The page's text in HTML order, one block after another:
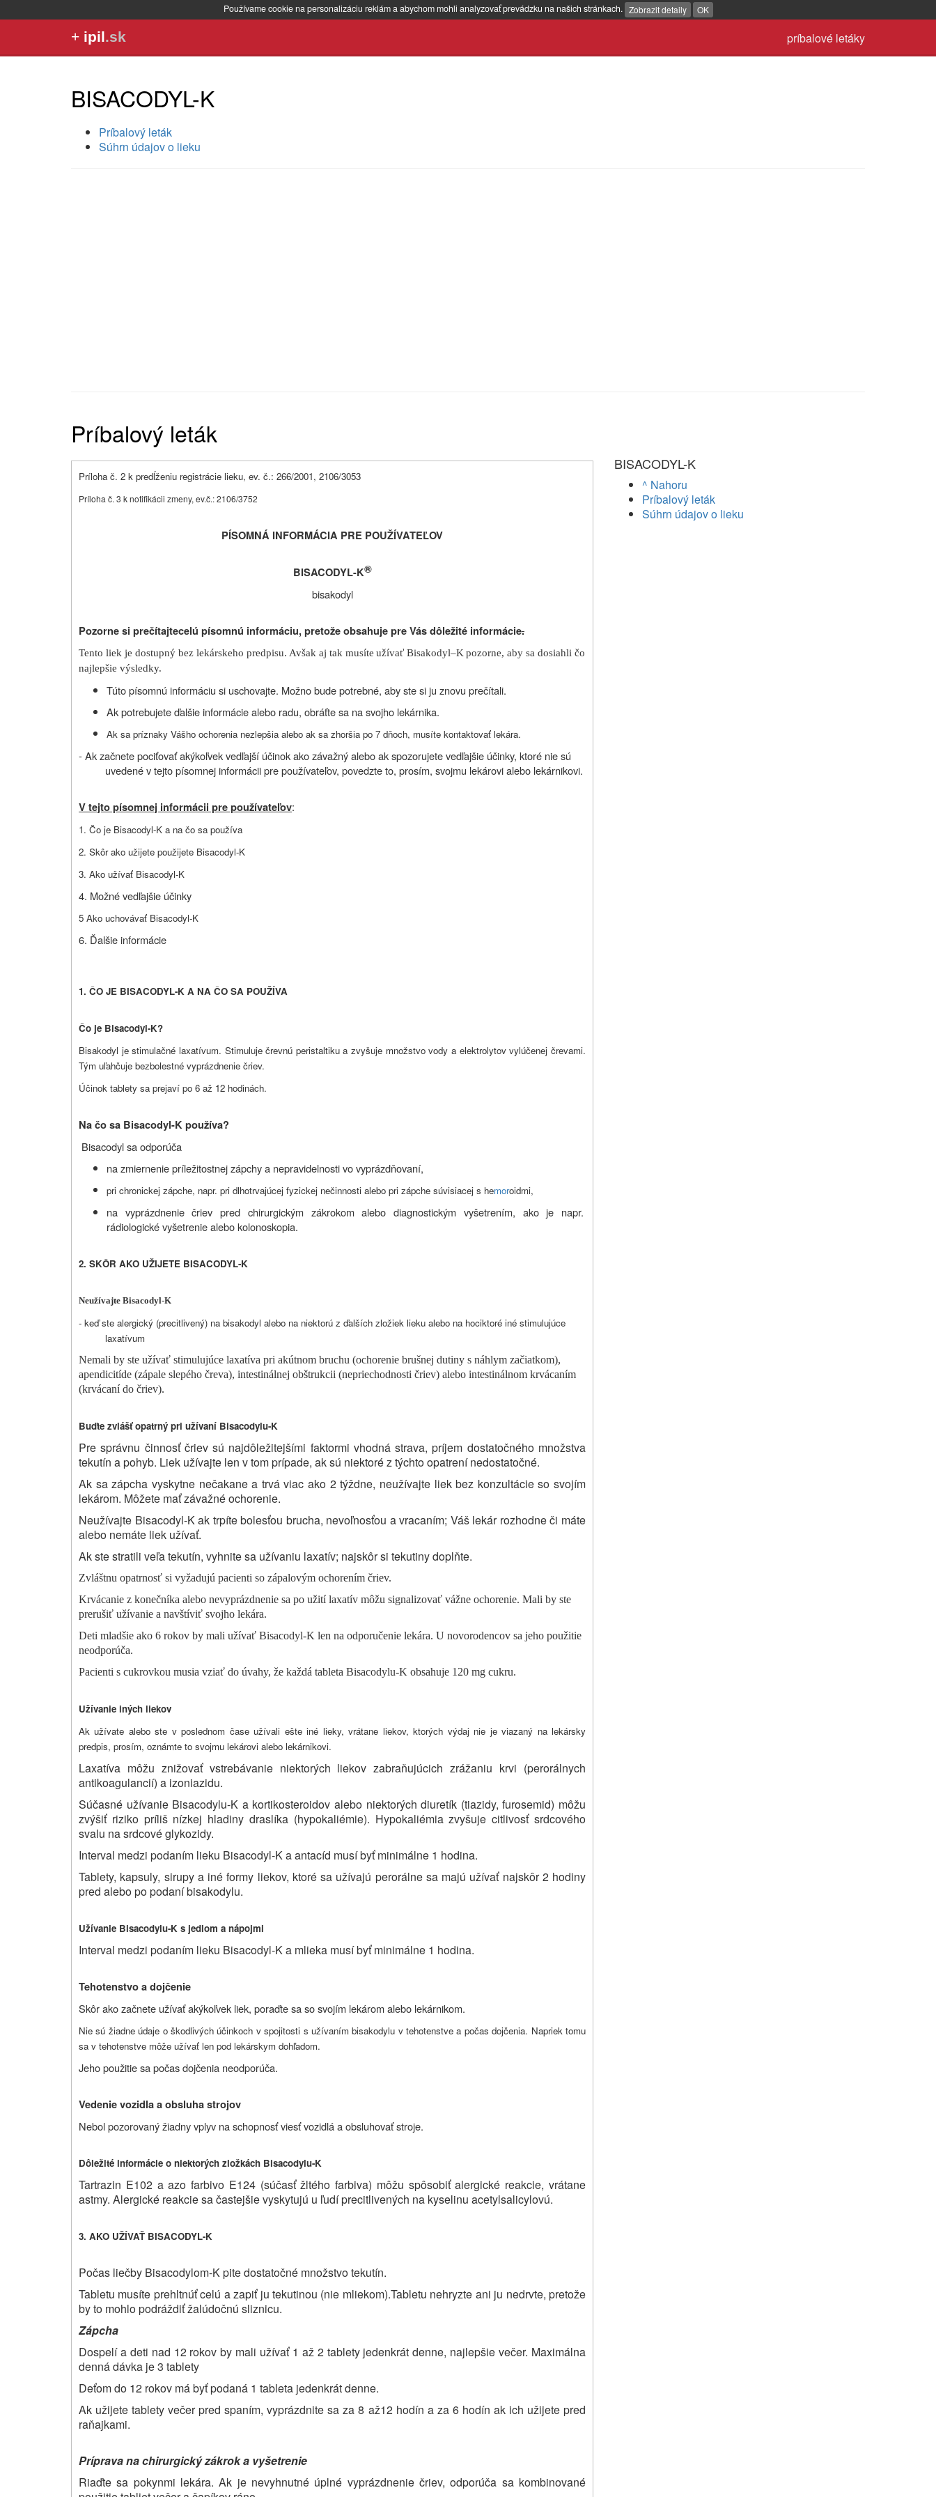
Používame cookie na personalizáciu reklám a abychom mohli analyzovať prevádzku na našich stránkach. Zobrazit detaily OK
príbalové letáky
+ ipil.sk
BISACODYL-K
Príbalový leták
Súhrn údajov o lieku
Príbalový leták
Príloha č. 2 k predĺženiu registrácie lieku, ev. č.: 266/2001, 2106/3053
Príloha č. 3 k notifikácii zmeny, ev.č.: 2106/3752
PÍSOMNÁ INFORMÁCIA PRE POUŽÍVATEĽOV
BISACODYL-K®
bisakodyl
Pozorne si prečítajtecelú písomnú informáciu, pretože obsahuje pre Vás dôležité informácie.
Tento liek je dostupný bez lekárskeho predpisu. Avšak aj tak musíte užívať Bisakodyl–K pozorne, aby sa dosiahli čo
najlepšie výsledky.
Túto písomnú informáciu si uschovajte. Možno bude potrebné, aby ste si ju znovu prečítali.
Ak potrebujete ďalšie informácie alebo radu, obráťte sa na svojho lekárnika.
Ak sa príznaky Vášho ochorenia nezlepšia alebo ak sa zhoršia po 7 dňoch, musíte kontaktovať lekára.
- Ak začnete pociťovať akýkoľvek vedľajší účinok ako závažný alebo ak spozorujete vedľajšie účinky, ktoré nie sú
uvedené v tejto písomnej informácii pre používateľov, povedzte to, prosím, svojmu lekárovi alebo lekárnikovi.
V tejto písomnej informácii pre používateľov:
1. Čo je Bisacodyl-K a na čo sa používa
2. Skôr ako užijete použijete Bisacodyl-K
3. Ako užívať Bisacodyl-K
4. Možné vedľajšie účinky
5 Ako uchovávať Bisacodyl-K
6. Ďalšie informácie
1. ČO JE BISACODYL-K A NA ČO SA POUŽÍVA
Čo je Bisacodyl-K?
Bisakodyl je stimulačné laxatívum. Stimuluje črevnú peristaltiku a zvyšuje množstvo vody a elektrolytov vylúčenej črevami.
Tým uľahčuje bezbolestné vyprázdnenie čriev.
Účinok tablety sa prejaví po 6 až 12 hodinách.
Na čo sa Bisacodyl-K používa?
Bisacodyl sa odporúča
na zmiernenie príležitostnej zápchy a nepravidelnosti vo vyprázdňovaní,
pri chronickej zápche, napr. pri dlhotrvajúcej fyzickej nečinnosti alebo pri zápche súvisiacej s hemoroidmi,
na vyprázdnenie čriev pred chirurgickým zákrokom alebo diagnostickým vyšetrením, ako je napr.
rádiologické vyšetrenie alebo kolonoskopia.
2. SKÔR AKO UŽIJETE BISACODYL-K
Neužívajte Bisacodyl-K
- keď ste alergický (precitlivený) na bisakodyl alebo na niektorú z ďalších zložiek lieku alebo na hociktoré iné stimulujúce
laxatívum
Nemali by ste užívať stimulujúce laxatíva pri akútnom bruchu (ochorenie brušnej dutiny s náhlym začiatkom),
apendicitíde (zápale slepého čreva), intestinálnej obštrukcii (nepriechodnosti čriev) alebo intestinálnom krvácaním
(krvácaní do čriev).
Buďte zvlášť opatrný pri užívaní Bisacodylu-K
Pre správnu činnosť čriev sú najdôležitejšími faktormi vhodná strava, príjem dostatočného množstva
tekutín a pohyb. Liek užívajte len v tom prípade, ak sú niektoré z týchto opatrení nedostatočné.
Ak sa zápcha vyskytne nečakane a trvá viac ako 2 týždne, neužívajte liek bez konzultácie so svojím
lekárom. Môžete mať závažné ochorenie.
Neužívajte Bisacodyl-K ak trpíte bolesťou brucha, nevoľnosťou a vracaním; Váš lekár rozhodne či máte
alebo nemáte liek užívať.
Ak ste stratili veľa tekutín, vyhnite sa užívaniu laxatív; najskôr si tekutiny doplňte.
Zvláštnu opatrnosť si vyžadujú pacienti so zápalovým ochorením čriev.
Krvácanie z konečníka alebo nevyprázdnenie sa po užití laxatív môžu signalizovať vážne ochorenie. Mali by ste
prerušiť užívanie a navštíviť svojho lekára.
Deti mladšie ako 6 rokov by mali užívať Bisacodyl-K len na odporučenie lekára. U novorodencov sa jeho použitie
neodporúča.
Pacienti s cukrovkou musia vziať do úvahy, že každá tableta Bisacodylu-K obsahuje 120 mg cukru.
Užívanie iných liekov
Ak užívate alebo ste v poslednom čase užívali ešte iné lieky, vrátane liekov, ktorých výdaj nie je viazaný na lekársky
predpis, prosím, oznámte to svojmu lekárovi alebo lekárnikovi.
Laxatíva môžu znižovať vstrebávanie niektorých liekov zabraňujúcich zrážaniu krvi (perorálnych
antikoagulancií) a izoniazidu.
Súčasné užívanie Bisacodylu-K a kortikosteroidov alebo niektorých diuretík (tiazidy, furosemid) môžu
zvýšiť riziko príliš nízkej hladiny draslíka (hypokaliémie). Hypokaliémia zvyšuje citlivosť srdcového
svalu na srdcové glykozidy.
Interval medzi podaním lieku Bisacodyl-K a antacíd musí byť minimálne 1 hodina.
Tablety, kapsuly, sirupy a iné formy liekov, ktoré sa užívajú perorálne sa majú užívať najskôr 2 hodiny
pred alebo po podaní bisakodylu.
Užívanie Bisacodylu-K s jedlom a nápojmi
Interval medzi podaním lieku Bisacodyl-K a mlieka musí byť minimálne 1 hodina.
Tehotenstvo a dojčenie
Skôr ako začnete užívať akýkoľvek liek, poraďte sa so svojím lekárom alebo lekárnikom.
Nie sú žiadne údaje o škodlivých účinkoch v spojitosti s užívaním bisakodylu v tehotenstve a počas dojčenia. Napriek tomu
sa v tehotenstve môže užívať len pod lekárskym dohľadom.
Jeho použitie sa počas dojčenia neodporúča.
Vedenie vozidla a obsluha strojov
Nebol pozorovaný žiadny vplyv na schopnosť viesť vozidlá a obsluhovať stroje.
Dôležité informácie o niektorých zložkách Bisacodylu-K
Tartrazin E102 a azo farbivo E124 (súčasť žltého farbiva) môžu spôsobiť alergické reakcie, vrátane
astmy. Alergické reakcie sa častejšie vyskytujú u ľudí precitlivených na kyselinu acetylsalicylovú.
3. AKO UŽÍVAŤ BISACODYL-K
Počas liečby Bisacodylom-K pite dostatočné množstvo tekutín.
Tabletu musíte prehltnúť celú a zapiť ju tekutinou (nie mliekom).Tabletu nehryzte ani ju nedrvte, pretože
by to mohlo podráždiť žalúdočnú sliznicu.
Zápcha
Dospelí a deti nad 12 rokov by mali užívať 1 až 2 tablety jedenkrát denne, najlepšie večer. Maximálna
denná dávka je 3 tablety
Deťom do 12 rokov má byť podaná 1 tableta jedenkrát denne.
Ak užijete tablety večer pred spaním, vyprázdnite sa za 8 až12 hodín a za 6 hodín ak ich užijete pred
raňajkami.
Príprava na chirurgický zákrok a vyšetrenie
Riaďte sa pokynmi lekára. Ak je nevyhnutné úplné vyprázdnenie čriev, odporúča sa kombinované
BISACODYL-K
^ Nahoru
Príbalový leták
Súhrn údajov o lieku